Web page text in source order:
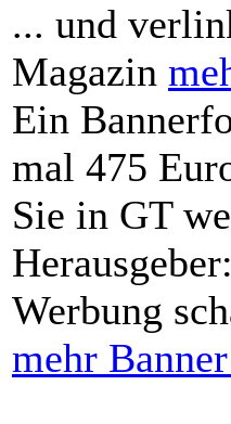
... und
Magazin
Ein
mal 475
Sie in GT
Werbung
mehr